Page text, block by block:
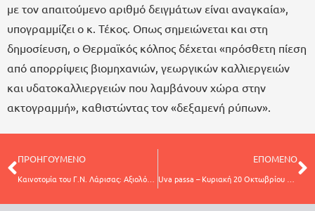
με τον απαιτούμενο αριθμό δειγμάτων είναι αναγκαία»,
υπογραμμίζει ο κ. Τέκος. Οπως σημειώνεται και στη
δημοσίευση, ο Θερμαϊκός κόλπος δέχεται «πρόσθετη πίεση
από απορρίψεις βιομηχανιών, γεωργικών καλλιεργειών
και υδατοκαλλιεργειών που λαμβάνουν χώρα στην
ακτογραμμή», καθιστώντας τον «δεξαμενή ρύπων».
ΠΡΟΗΓΟΥΜΕΝΟ
Καινοτομία του Γ.Ν. Λάρισας: Αξιολόγηση των γευμάτων που προσφέρει στους νοσηλευόμενους
ΕΠΟΜΕΝΟ
Uva passa – Κυριακή 20 Οκτωβρίου – Γαστρονομικές εκδηλώσεις